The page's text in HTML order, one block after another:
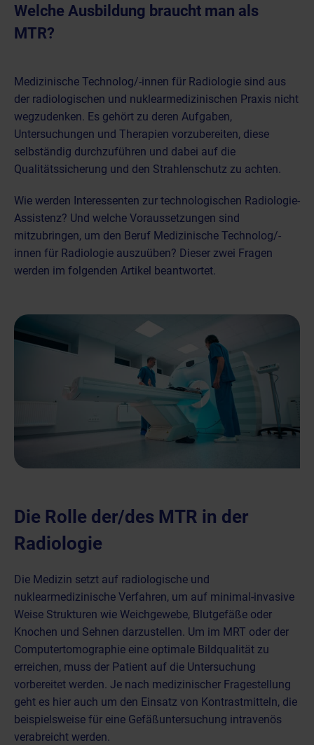
Welche Ausbildung braucht man als
MTR?
Medizinische Technolog/-innen für Radiologie sind aus
der radiologischen und nuklearmedizinischen Praxis nicht
wegzudenken. Es gehört zu deren Aufgaben,
Untersuchungen und Therapien vorzubereiten, diese
selbständig durchzuführen und dabei auf die
Qualitätssicherung und den Strahlenschutz zu achten.
Wie werden Interessenten zur technologischen Radiologie-
Assistenz? Und welche Voraussetzungen sind
mitzubringen, um den Beruf Medizinische Technolog/-
innen für Radiologie auszuüben? Dieser zwei Fragen
werden im folgenden Artikel beantwortet.
Die Rolle der/des MTR in der
Radiologie
Die Medizin setzt auf radiologische und
nuklearmedizinische Verfahren, um auf minimal-invasive
Weise Strukturen wie Weichgewebe, Blutgefäße oder
Knochen und Sehnen darzustellen. Um im MRT oder der
Computertomographie eine optimale Bildqualität zu
erreichen, muss der Patient auf die Untersuchung
vorbereitet werden. Je nach medizinischer Fragestellung
geht es hier auch um den Einsatz von Kontrastmitteln, die
beispielsweise für eine Gefäßuntersuchung intravenös
verabreicht werden.